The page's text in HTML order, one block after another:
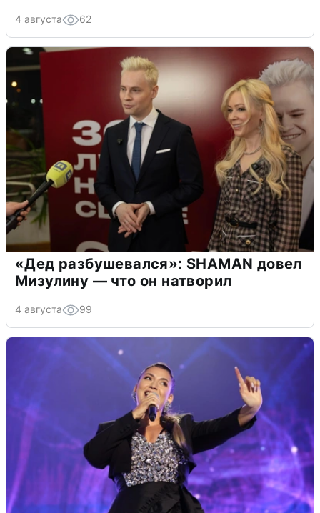
4 августа 62
«Дед разбушевался»: SHAMAN довел
Мизулину — что он натворил
4 августа 99